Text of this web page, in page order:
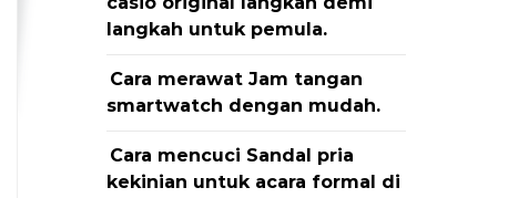
langkah untuk pemula.
Cara merawat Jam tangan
smartwatch dengan mudah.
Cara mencuci Sandal pria
kekinian untuk acara formal di